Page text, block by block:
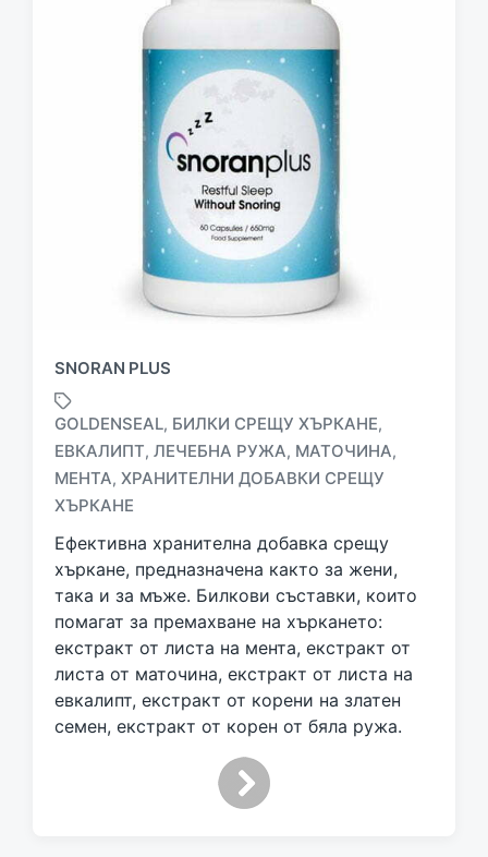
SNORAN PLUS
a
g
g
d
w
i
t
h
GOLDENSEAL, БИЛКИ СРЕЩУ ХЪРКАНЕ,
ЕВКАЛИПТ, ЛЕЧЕБНА РУЖА, МАТОЧИНА,
МЕНТА, ХРАНИТЕЛНИ ДОБАВКИ СРЕЩУ
ХЪРКАНЕ
Ефективна хранителна добавка срещу
хъркане, предназначена както за жени,
така и за мъже. Билкови съставки, които
помагат за премахване на хъркането:
екстракт от листа на мента, екстракт от
листа от маточина, екстракт от листа на
евкалипт, екстракт от корени на златен
семен, екстракт от корен от бяла ружа.